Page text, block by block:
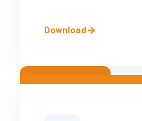
Download